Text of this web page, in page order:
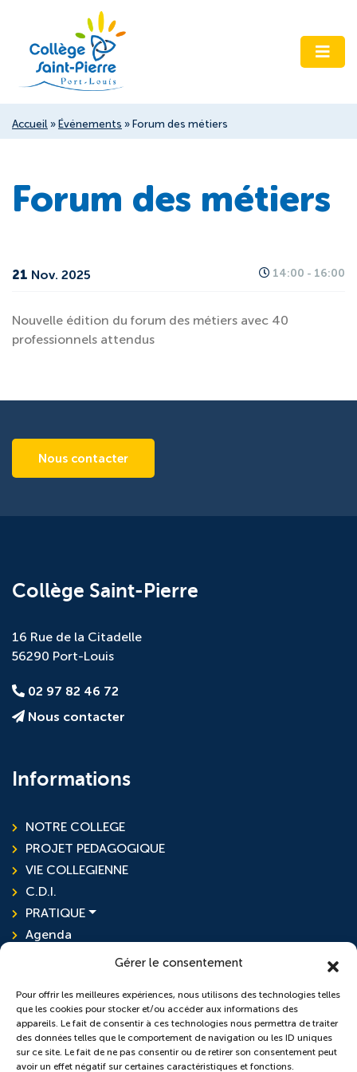
Gérer le consentement
Pour offrir les meilleures expériences, nous utilisons des technologies telles
que les cookies pour stocker et/ou accéder aux informations des
appareils. Le fait de consentir à ces technologies nous permettra de traiter
des données telles que le comportement de navigation ou les ID uniques
sur ce site. Le fait de ne pas consentir ou de retirer son consentement peut
avoir un effet négatif sur certaines caractéristiques et fonctions.
Accueil » Événements » Forum des métiers
Forum des métiers
21 Nov. 2025 14:00 - 16:00
Nouvelle édition du forum des métiers avec 40
professionnels attendus
Nous contacter
Collège Saint-Pierre
16 Rue de la Citadelle
56290 Port-Louis
02 97 82 46 72
Nous contacter
Informations
NOTRE COLLEGE
PROJET PEDAGOGIQUE
VIE COLLEGIENNE
C.D.I.
PRATIQUE
Agenda
L'ensemble scolaire
École Sainte-Anne